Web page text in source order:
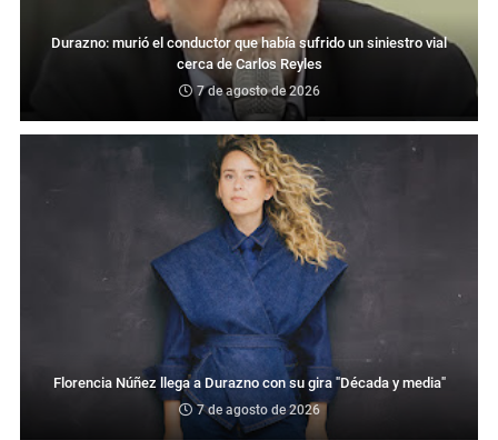
Durazno: murió el conductor que había sufrido un siniestro vial
cerca de Carlos Reyles
7 de agosto de 2026
Florencia Núñez llega a Durazno con su gira "Década y media"
7 de agosto de 2026